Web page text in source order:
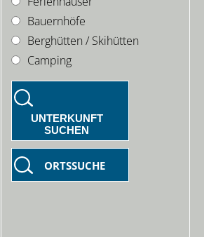
Bauernhöfe
Berghütten / Skihütten
Camping
UNTERKUNFT
SUCHEN
ORTSSUCHE